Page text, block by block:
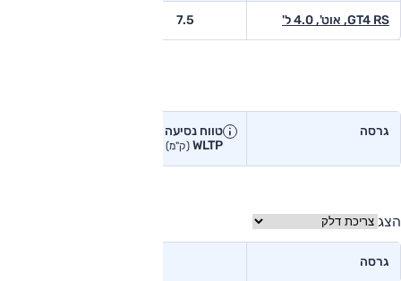
GT4 RS, אוט', 4.0 ל' 7.5
גרסה
טווח נסיעה יצרן
WLTP(ק"מ)
הצג
גרסה